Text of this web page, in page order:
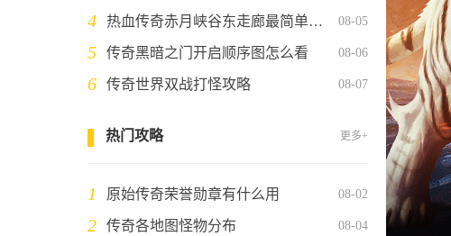
4 热血传奇赤月峡谷东走廊最简单三个步骤 08-05
5 传奇黑暗之门开启顺序图怎么看 08-06
6 传奇世界双战打怪攻略 08-07
热门攻略 更多+
1 原始传奇荣誉勋章有什么用 08-02
2 传奇各地图怪物分布 08-04